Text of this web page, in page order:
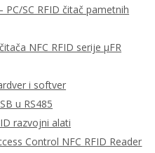
PC/SC RFID čitač pametnih
NFC RFID serije μFR
i softver
u RS485
razvojni alati
Control NFC RFID Reader